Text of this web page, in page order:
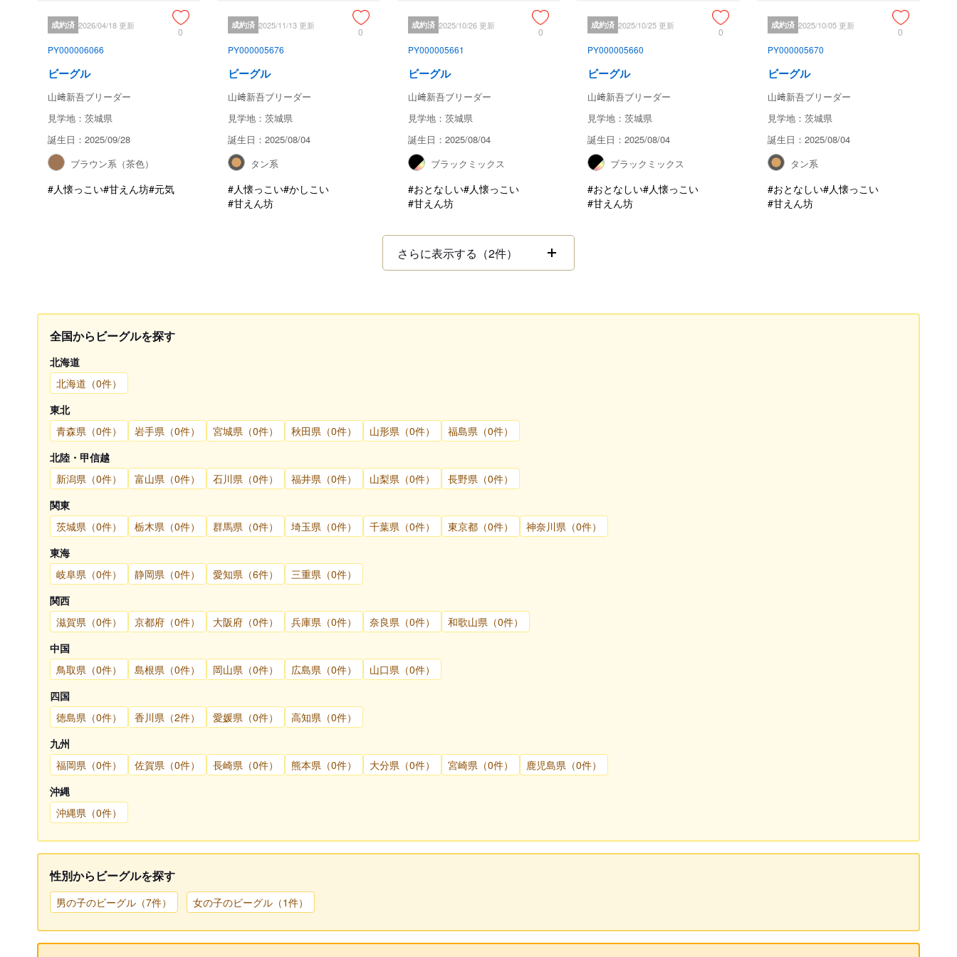
成約済 2026/04/18 更新
0
PY000006066
ビーグル
山﨑新吾ブリーダー
見学地：茨城県
誕生日：2025/09/28
ブラウン系（茶色）
#人懐っこい#甘えん坊#元気
成約済 2025/11/13 更新
0
PY000005676
ビーグル
山﨑新吾ブリーダー
見学地：茨城県
誕生日：2025/08/04
タン系
#人懐っこい#かしこい
#甘えん坊
成約済 2025/10/26 更新
0
PY000005661
ビーグル
山﨑新吾ブリーダー
見学地：茨城県
誕生日：2025/08/04
ブラックミックス
#おとなしい#人懐っこい
#甘えん坊
成約済 2025/10/25 更新
0
PY000005660
ビーグル
山﨑新吾ブリーダー
見学地：茨城県
誕生日：2025/08/04
ブラックミックス
#おとなしい#人懐っこい
#甘えん坊
成約済 2025/10/05 更新
0
PY000005670
ビーグル
山﨑新吾ブリーダー
見学地：茨城県
誕生日：2025/08/04
タン系
#おとなしい#人懐っこい
#甘えん坊
さらに表示する（2件）
全国からビーグルを探す
北海道
北海道（0件）
東北
青森県（0件）
岩手県（0件） 宮城県（0件） 秋田県（0件） 山形県（0件）
福島県（0件）
北陸・甲信越
新潟県（0件）
富山県（0件） 石川県（0件） 福井県（0件） 山梨県（0件）
長野県（0件）
関東
茨城県（0件）
栃木県（0件） 群馬県（0件） 埼玉県（0件） 千葉県（0件） 東京都（0件）
神奈川県（0件）
東海
岐阜県（0件）
静岡県（0件） 愛知県（6件）
三重県（0件）
関西
滋賀県（0件）
京都府（0件） 大阪府（0件） 兵庫県（0件） 奈良県（0件）
和歌山県（0件）
中国
鳥取県（0件）
島根県（0件） 岡山県（0件） 広島県（0件）
山口県（0件）
四国
徳島県（0件）
香川県（2件） 愛媛県（0件）
高知県（0件）
九州
福岡県（0件）
佐賀県（0件） 長崎県（0件） 熊本県（0件） 大分県（0件） 宮崎県（0件）
鹿児島県（0件）
沖縄
沖縄県（0件）
性別からビーグルを探す
男の子のビーグル（7件） 女の子のビーグル（1件）